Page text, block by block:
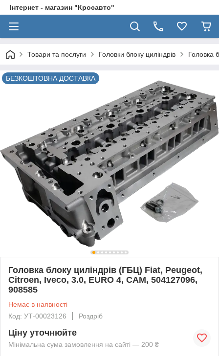
Інтернет - магазин "Кросавто"
Товари та послуги Головки блоку циліндрів Головка
БЕЗКОШТОВНА ДОСТАВКА
Головка блоку циліндрів (ГБЦ) Fiat, Peugeot,
Citroen, Iveco, 3.0, EURO 4, CAM, 504127096,
908585
Немає в наявності
Код: УТ-00023126
Роздріб
Ціну уточнюйте
Мінімальна сума замовлення на сайті — 200 ₴